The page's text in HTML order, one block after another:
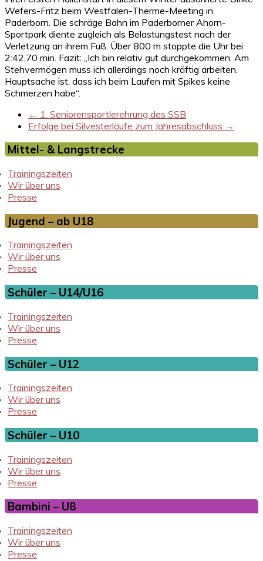
Wefers-Fritz beim Westfalen-Therme-Meeting in
Paderborn. Die schräge Bahn im Paderborner Ahorn-
Sportpark diente zugleich als Belastungstest nach der
Verletzung an ihrem Fuß. Über 800 m stoppte die Uhr bei
2:42,70 min. Fazit: „Ich bin relativ gut durchgekommen. Am
Stehvermögen muss ich allerdings noch kräftig arbeiten.
Hauptsache ist, dass ich beim Laufen mit Spikes keine
Schmerzen habe“.
← 1. Seniorensportlerehrung des SSB
Erfolge bei Silvesterläufe zum Jahresabschluss →
Mittel- & Langstrecke
Trainingszeiten
Wir über uns
Presse
Jugend – ab U18
Trainingszeiten
Wir über uns
Presse
Schüler – U14/U16
Trainingszeiten
Wir über uns
Presse
Schüler – U12
Trainingszeiten
Wir über uns
Presse
Schüler – U10
Trainingszeiten
Wir über uns
Presse
Bambini – U8
Trainingszeiten
Wir über uns
Presse